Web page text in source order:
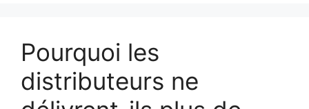
Pourquoi les
distributeurs ne